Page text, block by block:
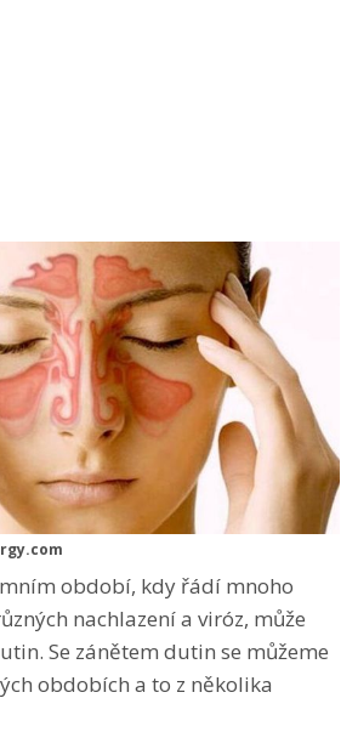
období, kdy řádí mnoho
nachlazení a viróz, může
Se zánětem dutin se můžeme
obdobích a to z několika